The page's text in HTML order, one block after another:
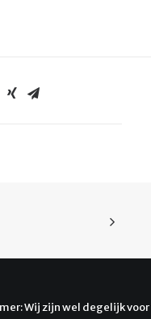
Wij zijn wel degelijk voor